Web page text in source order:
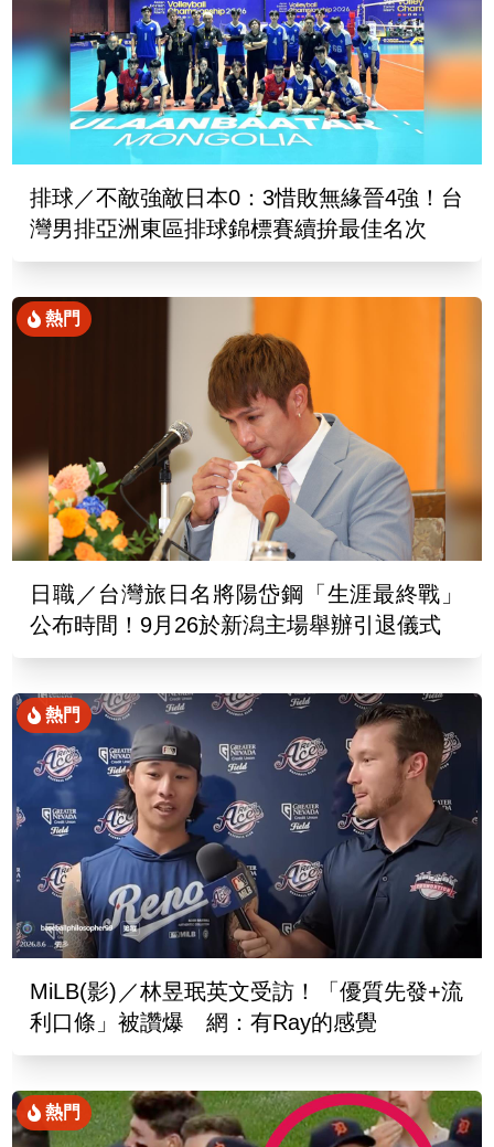
排球／不敵強敵日本0：3惜敗無緣晉4強！台
灣男排亞洲東區排球錦標賽續拚最佳名次
熱門
日職／台灣旅日名將陽岱鋼「生涯最終戰」
公布時間！9月26於新潟主場舉辦引退儀式
熱門
MiLB(影)／林昱珉英文受訪！「優質先發+流
利口條」被讚爆 網：有Ray的感覺
熱門